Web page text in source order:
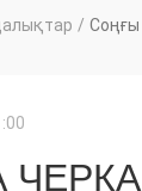
/